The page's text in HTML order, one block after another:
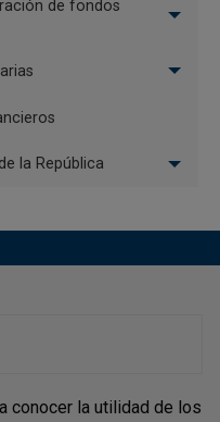
para Atención a la
de
normatividad cambiaria
las sucursales del
de fondos
la República
conocer la utilidad de los